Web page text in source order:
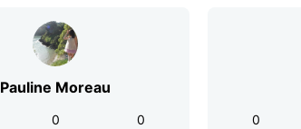
Pauline Moreau
0
0
0